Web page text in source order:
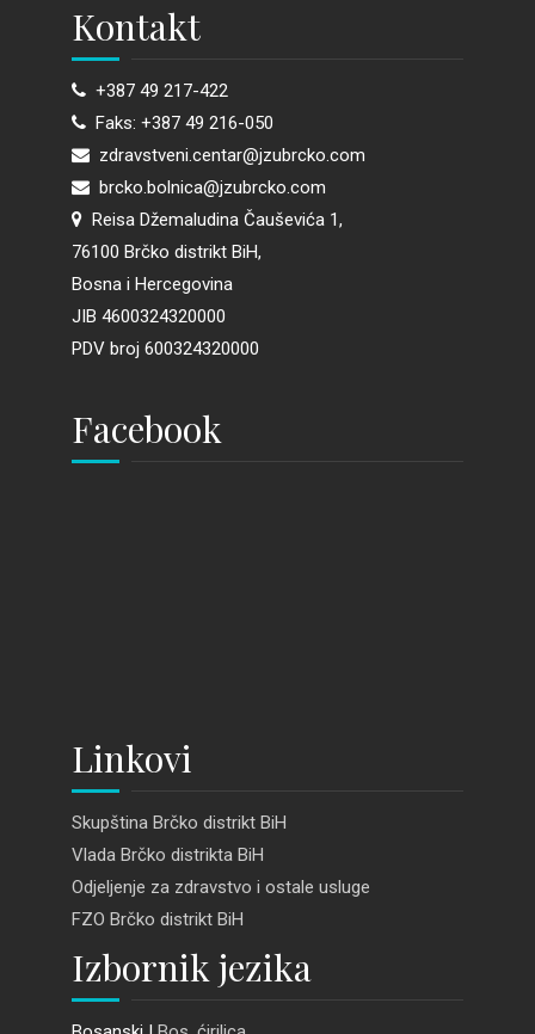
Kontakt
+387 49 217-422
Faks: +387 49 216-050
zdravstveni.centar@jzubrcko.com
brcko.bolnica@jzubrcko.com
Reisa Džemaludina Čauševića 1,
76100 Brčko distrikt BiH,
Bosna i Hercegovina
JIB 4600324320000
PDV broj 600324320000
Facebook
Linkovi
Skupština Brčko distrikt BiH
Vlada Brčko distrikta BiH
Odjeljenje za zdravstvo i ostale usluge
FZO Brčko distrikt BiH
Izbornik jezika